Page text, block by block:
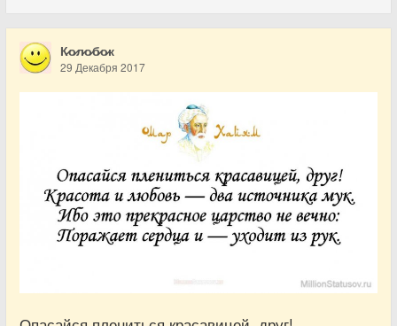
К̷о̷л̷о̷б̷о̷к
29 Декабря 2017